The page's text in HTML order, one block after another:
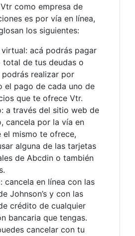
como empresa de
es por vía en línea,
los siguientes:
virtual: acá podrás pagar
total de tus deudas o
podrás realizar por
el pago de cada uno de
que te ofrece Vtr.
a través del sitio web de
cancela por la vía en
el mismo te ofrece,
alguna de las tarjetas
de Abcdin o también
cancela en línea con las
Johnson’s y con las
crédito de cualquier
bancaria que tengas.
cancelar con tu